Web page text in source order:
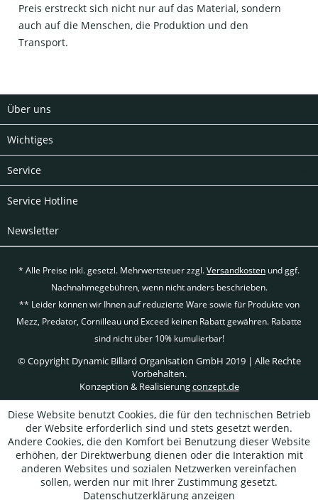
Preis erstreckt sich nicht nur auf das Material, sondern
auch auf die Menschen, die Produktion und den
Transport.
Über uns
Wichtiges
Service
Service Hotline
Newsletter
* Alle Preise inkl. gesetzl. Mehrwertsteuer zzgl.Versandkosten und ggf.
Nachnahmegebühren, wenn nicht anders beschrieben.
** Leider können wir Ihnen auf reduzierte Ware sowie für Produkte von
Mezz, Predator, Cornilleau und Exceed keinen Rabatt gewähren. Rabatte
sind nicht über 10% kumulierbar!
© Copyright Dynamic Billard Organisation GmbH 2019 | Alle Rechte
Vorbehalten.
Konzeption & Realisierungconzept.de
Diese Website benutzt Cookies, die für den technischen Betrieb
der Website erforderlich sind und stets gesetzt werden.
Andere Cookies, die den Komfort bei Benutzung dieser Website
erhöhen, der Direktwerbung dienen oder die Interaktion mit
anderen Websites und sozialen Netzwerken vereinfachen
sollen, werden nur mit Ihrer Zustimmung gesetzt.
Datenschutzerklärung anzeigen